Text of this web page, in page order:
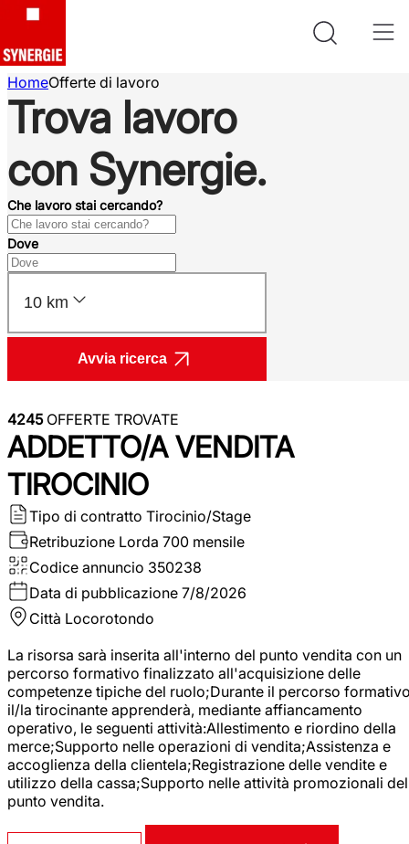
HomeOfferte di lavoro
Trova lavoro
con Synergie.
Che lavoro stai cercando?
Dove
10 km
Avvia ricerca
4245OFFERTE TROVATE
ADDETTO/A VENDITA
TIROCINIO
Tipo di contratto Tirocinio/Stage
Retribuzione Lorda 700 mensile
Codice annuncio 350238
Data di pubblicazione 7/8/2026
Città Locorotondo
La risorsa sarà inserita all'interno del punto vendita con un
percorso formativo finalizzato all'acquisizione delle
competenze tipiche del ruolo;Durante il percorso
il/la tirocinante apprenderà, mediante affiancamento
operativo, le seguenti attività:Allestimento e riordino della
merce;Supporto nelle operazioni di vendita;Assistenza e
accoglienza della clientela;Registrazione delle vendite e
utilizzo della cassa;Supporto nelle attività promozionali del
punto vendita.